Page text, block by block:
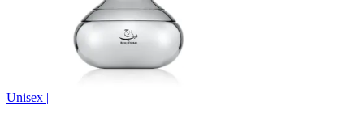
Unisex |